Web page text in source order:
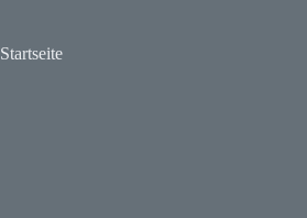
Startseite